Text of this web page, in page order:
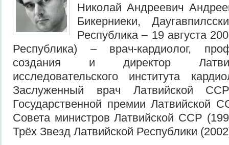
Николай Андреевич
Бикерниеки,
Республика – 19 августа
Республика) – врач-кардиолог,
создания и директор
исследовательского института
Заслуженный врач Латвийской
Государственной премии Латвийской
Совета министров Латвийской ССР
Трёх Звезд Латвийской Республики